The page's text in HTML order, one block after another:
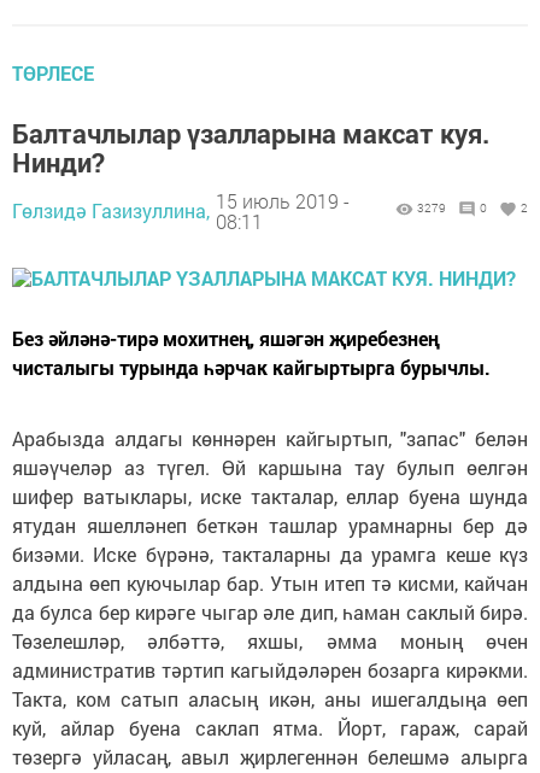
ТӨРЛЕСЕ
Балтачлылар үзалларына максат куя.
Нинди?
Гөлзидә Газизуллина, 15 июль 2019 -
08:11
3279 0 2
Без әйләнә-тирә мохитнең, яшәгән җиребезнең
чисталыгы турында һәрчак кайгыртырга бурычлы.
Арабызда алдагы көннәрен кайгыртып, "запас" белән
яшәүчеләр аз түгел. Өй каршына тау булып өелгән
шифер ватыклары, иске такталар, еллар буена шунда
ятудан яшелләнеп беткән ташлар урамнарны бер дә
бизәми. Иске бүрәнә, такталарны да урамга кеше күз
алдына өеп куючылар бар. Утын итеп тә кисми, кайчан
да булса бер кирәге чыгар әле дип, һаман саклый бирә.
Төзелешләр, әлбәттә, яхшы, әмма моның өчен
административ тәртип кагыйдәләрен бозарга кирәкми.
Такта, ком сатып аласың икән, аны ишегалдыңа өеп
куй, айлар буена саклап ятма. Йорт, гараж, сарай
төзергә уйласаң, авыл җирлегеннән белешмә алырга